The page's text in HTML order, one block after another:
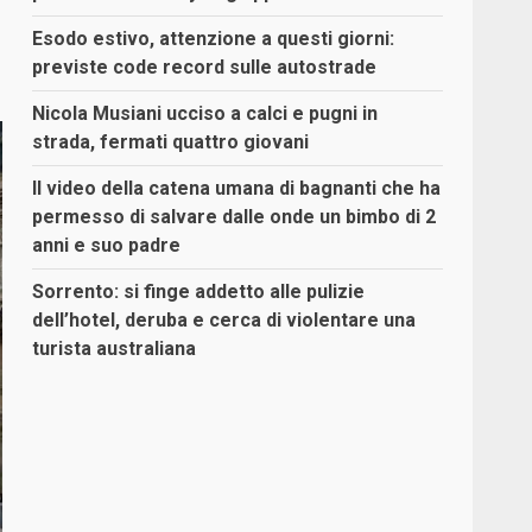
Esodo estivo, attenzione a questi giorni:
previste code record sulle autostrade
Nicola Musiani ucciso a calci e pugni in
strada, fermati quattro giovani
Il video della catena umana di bagnanti che ha
permesso di salvare dalle onde un bimbo di 2
anni e suo padre
Sorrento: si finge addetto alle pulizie
dell’hotel, deruba e cerca di violentare una
turista australiana